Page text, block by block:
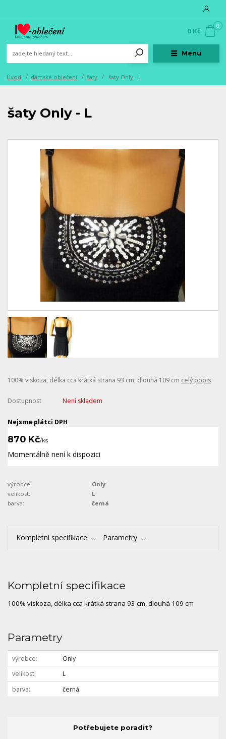
Menu
0
0 Kč
Úvod dámské oblečení šaty šaty Only - L
šaty Only - L
100% viskoza, délka cca krátká strana 93 cm, dlouhá 109 cm celý popis
Dostupnost Není skladem
Nejsme plátci DPH
870 Kč/ks
Momentálně není k dispozici
výrobce:
Only
velikost:
L
barva:
černá
Kompletní specifikace Parametry
Kompletní specifikace
100% viskoza, délka cca krátká strana 93 cm, dlouhá 109 cm
Parametry
výrobce
Only
velikost
L
barva
černá
Potřebujete poradit?